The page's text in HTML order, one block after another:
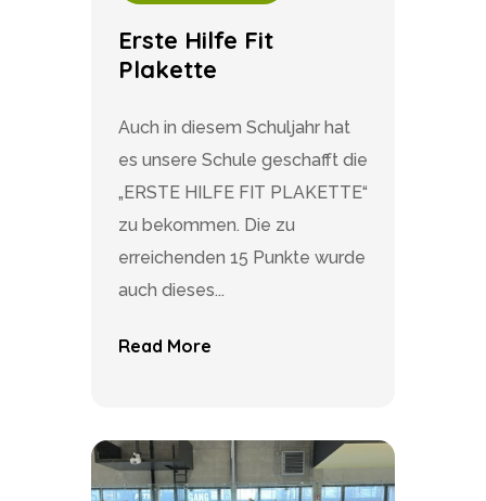
Erste Hilfe Fit
Plakette
Auch in diesem Schuljahr hat
es unsere Schule geschafft die
„ERSTE HILFE FIT PLAKETTE“
zu bekommen. Die zu
erreichenden 15 Punkte wurde
auch dieses...
Read More